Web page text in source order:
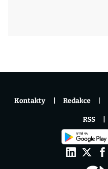
Kontakty Redakce
RSS